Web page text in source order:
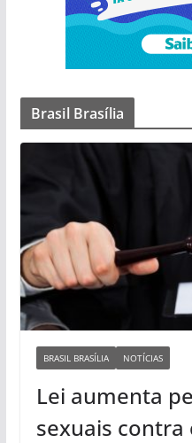
Brasil Brasília
BRASIL BRASÍLIA NOTÍCIAS
Lei aumenta
sexuais contra